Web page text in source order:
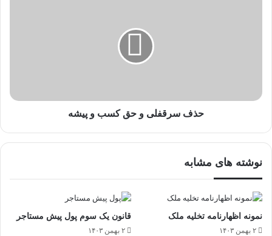
حذف سرقفلی و حق کسب و پیشه
نوشته های مشابه
نمونه اظهارنامه تخلیه ملک
۲ بهمن ۱۴۰۳
قانون یک سوم پول پیش مستاجر
۲ بهمن ۱۴۰۳